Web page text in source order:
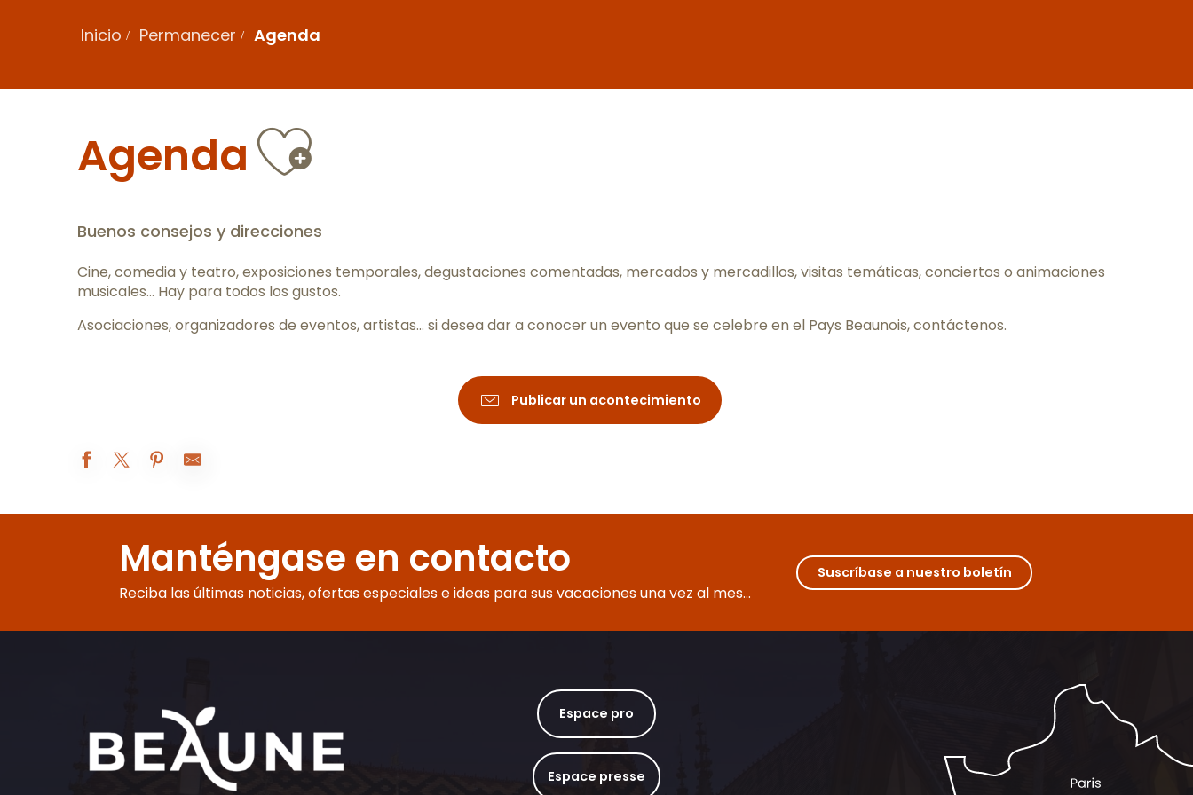
Inicio Permanecer Agenda
AgendaAjouter aux favoris
Buenos consejos y direcciones
Cine, comedia y teatro, exposiciones temporales, degustaciones comentadas, mercados y mercadillos, visitas temáticas, conciertos o animaciones
musicales… Hay para todos los gustos.
Asociaciones, organizadores de eventos, artistas… si desea dar a conocer un evento que se celebre en el Pays Beaunois,contáctenos.
Publicar un acontecimiento
Beaune A.O.C. : 5° rendez-vous de Bel-Air
Pique Nique Géant avec concert gratuit
Spectacle de cape et d'épée
Exposition peinture
Démonstration des techniques et savoir-faire de l’Antiquité
Manténgase en contacto
Reciba las últimas noticias, ofertas especiales e ideas para sus vacaciones una vez al mes...
Suscríbase a nuestro boletín
Espace pro
Espace presse